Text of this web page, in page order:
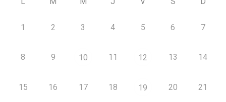
1 2 3 4 5 6 7
8 9 10 11 12 13 14
15 16 17 18 19 20 21